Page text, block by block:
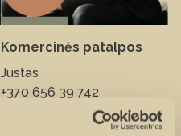
Komercinės patalpos
Justas
+370 656 39 742